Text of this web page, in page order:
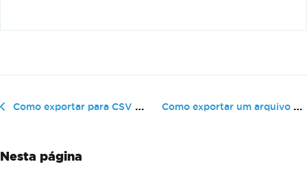
Como exportar para CSV no Blazor Como exportar um arquivo para o Exc...
Nesta página